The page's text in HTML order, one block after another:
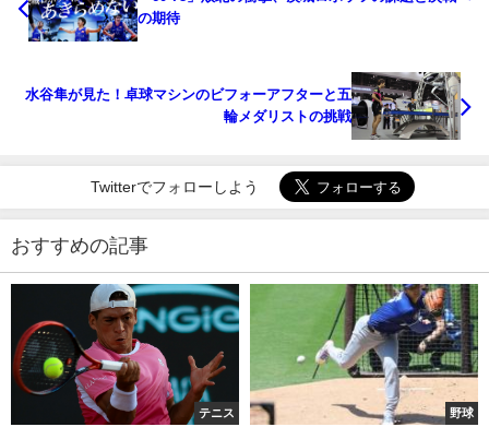
の期待
水谷隼が見た！卓球マシンのビフォーアフターと五
輪メダリストの挑戦
Twitterでフォローしよう
おすすめの記事
テニス 野球